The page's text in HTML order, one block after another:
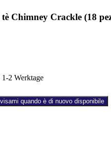
Chimney Crackle (18
1-2 Werktage
quando è di nuovo disponibile